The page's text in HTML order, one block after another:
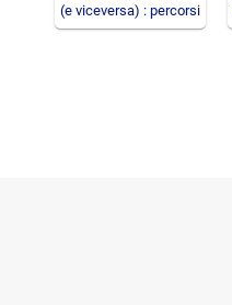
(e viceversa) : percorsi
nello spettac